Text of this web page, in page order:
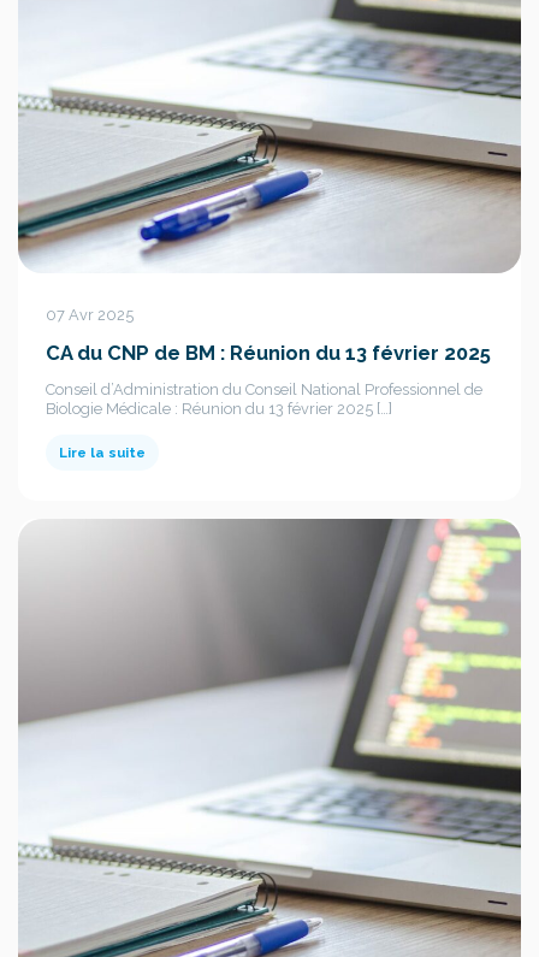
07 Avr 2025
CA du CNP de BM : Réunion du 13 février 2025
Conseil d’Administration du Conseil National Professionnel de
Biologie Médicale : Réunion du 13 février 2025 […]
Lire la suite